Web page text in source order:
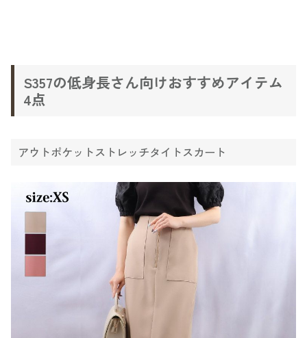
S357の低身長さん向けおすすめアイテム
4点
アウトポケットストレッチタイトスカート